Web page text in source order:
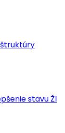
stavu ŽI